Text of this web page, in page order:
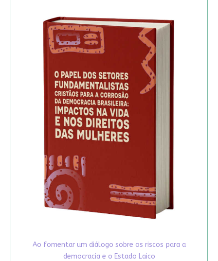
Ao fomentar um diálogo sobre os riscos para a
democracia e o Estado Laico